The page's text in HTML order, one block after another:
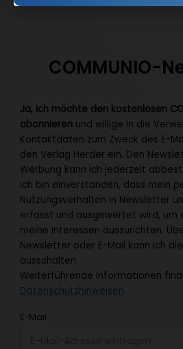
COMMUNIO-
Ja, ich möchte den kostenlosen
abonnieren und willige in die
Kontaktdaten zum Zweck des E-
den Verlag Herder ein. Den
Werbung kann ich jederzeit
Ich bin einverstanden, dass mein
Nutzungsverhalten in Newsletter
erfasst und ausgewertet wird, um
meine Interessen auszurichten.
Newsletter oder E-Mail kann ich
ausschalten.
Weiterführende Informationen
Datenschutzhinweisen.
E-Mail